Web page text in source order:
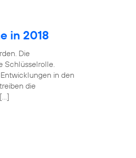
in 2018
Die
Schlüsselrolle.
in den
die